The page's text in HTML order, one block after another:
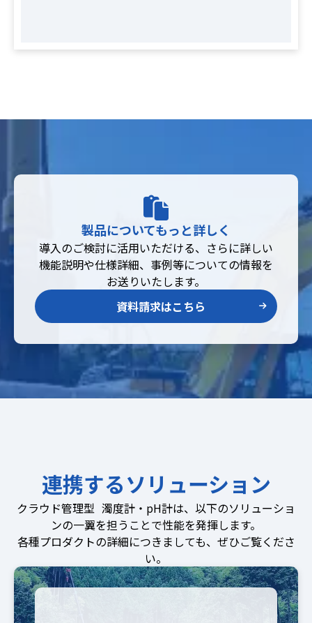
製品についてもっと詳しく
導入のご検討に活用いただける、さらに詳しい
機能説明や仕様詳細、事例等についての情報を
お送りいたします。
資料請求はこちら
連携するソリューション
クラウド管理型 濁度計・pH計は、以下のソリューショ
ンの一翼を担うことで性能を発揮します。
各種プロダクトの詳細につきましても、ぜひご覧くださ
い。